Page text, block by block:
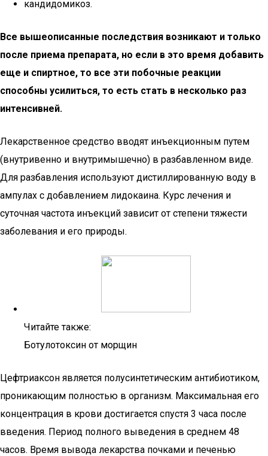
кандидомикоз.
Все вышеописанные последствия возникают и только
после приема препарата, но если в это время добавить
еще и спиртное, то все эти побочные реакции
способны усилиться, то есть стать в несколько раз
интенсивней.
Лекарственное средство вводят инъекционным путем
(внутривенно и внутримышечно) в разбавленном виде.
Для разбавления используют дистиллированную воду в
ампулах с добавлением лидокаина. Курс лечения и
суточная частота инъекций зависит от степени тяжести
заболевания и его природы.
Читайте также:
Ботулотоксин от морщин
Цефтриаксон является полусинтетическим антибиотиком,
проникающим полностью в организм. Максимальная его
концентрация в крови достигается спустя 3 часа после
введения. Период полного выведения в среднем 48
часов. Время вывода лекарства почками и печенью